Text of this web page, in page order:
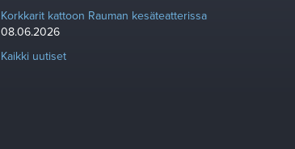
Korkkarit kattoon Rauman kesäteatterissa
08.06.2026
Kaikki uutiset